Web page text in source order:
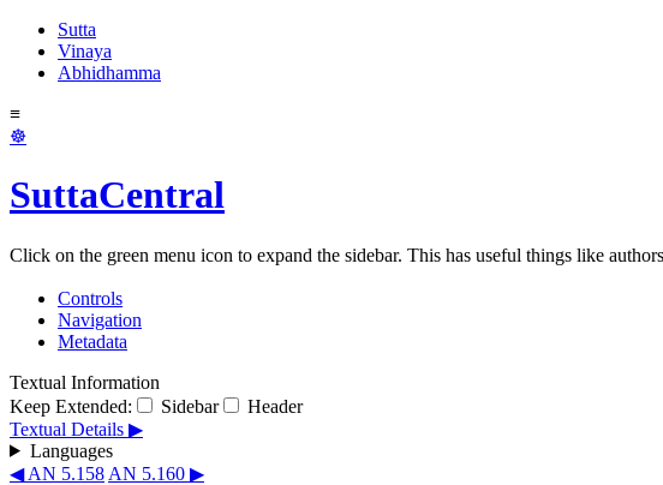
Sutta
Vinaya
Abhidhamma
≡
☸
SuttaCentral
Click on the green menu icon to expand the sidebar. This has useful things like
Controls
Navigation
Metadata
Textual Information
Keep Extended:
Sidebar
Header
Textual Details ▶
Languages
◀ AN 5.158 AN 5.160 ▶